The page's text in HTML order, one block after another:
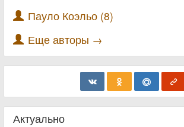
Пауло Коэльо (8)
Еще авторы →
Актуально